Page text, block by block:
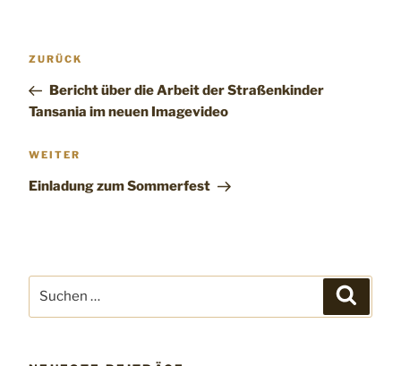
Vorheriger
ZURÜCK
Bericht über die Arbeit der Straßenkinder
Tansania im neuen Imagevideo
Nächster
WEITER
Einladung zum Sommerfest
nach: